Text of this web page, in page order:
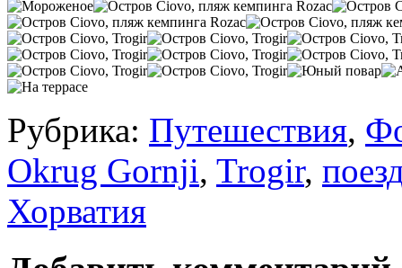
Рубрика: Путешествия,
Okrug Gornji, Trogir,
Хорватия